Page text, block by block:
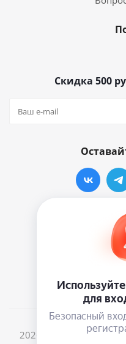
Скидка 500
2026 © Винилмаркт -